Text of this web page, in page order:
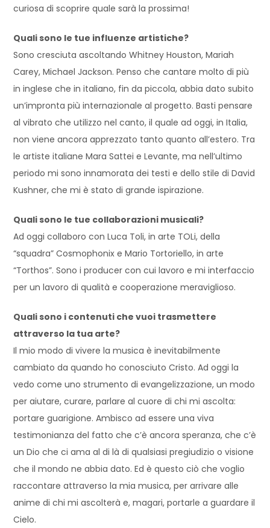
curiosa di scoprire quale sarà la prossima!
Quali sono le tue influenze artistiche?
Sono cresciuta ascoltando Whitney Houston, Mariah
Carey, Michael Jackson. Penso che cantare molto di più
in inglese che in italiano, fin da piccola, abbia dato subito
un’impronta più internazionale al progetto. Basti pensare
al vibrato che utilizzo nel canto, il quale ad oggi, in Italia,
non viene ancora apprezzato tanto quanto all’estero. Tra
le artiste italiane Mara Sattei e Levante, ma nell’ultimo
periodo mi sono innamorata dei testi e dello stile di David
Kushner, che mi è stato di grande ispirazione.
Quali sono le tue collaborazioni musicali?
Ad oggi collaboro con Luca Toli, in arte TOLi, della
“squadra” Cosmophonix e Mario Tortoriello, in arte
“Torthos”. Sono i producer con cui lavoro e mi interfaccio
per un lavoro di qualità e cooperazione meraviglioso.
Quali sono i contenuti che vuoi trasmettere
attraverso la tua arte?
Il mio modo di vivere la musica è inevitabilmente
cambiato da quando ho conosciuto Cristo. Ad oggi la
vedo come uno strumento di evangelizzazione, un modo
per aiutare, curare, parlare al cuore di chi mi ascolta:
portare guarigione. Ambisco ad essere una viva
testimonianza del fatto che c’è ancora speranza, che c’è
un Dio che ci ama al di là di qualsiasi pregiudizio o visione
che il mondo ne abbia dato. Ed è questo ciò che voglio
raccontare attraverso la mia musica, per arrivare alle
anime di chi mi ascolterà e, magari, portarle a guardare il
Cielo.